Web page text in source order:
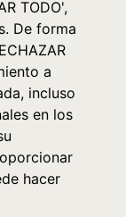
TODO',
De forma
a
incluso
en los
hacer